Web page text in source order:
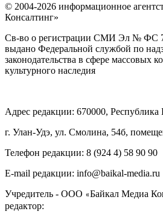
© 2004-2026 информационное
Консалтинг»
Св-во о регистрации СМИ Эл № ФС
выдано Федеральной службой по
законодательства в сфере массовых
культурного наследия
Адрес редакции: 670000, Республика
г. Улан-Удэ, ул. Смолина, 54б,
Телефон редакции: ‎‎8 (924 4) 58 90 90
E-mail редакции: info@baikal-media.ru
Учредитель - ООО «Байкал Медиа
редактор: